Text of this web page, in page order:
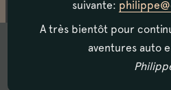
suivante:
A très bientôt pour
aventures auto